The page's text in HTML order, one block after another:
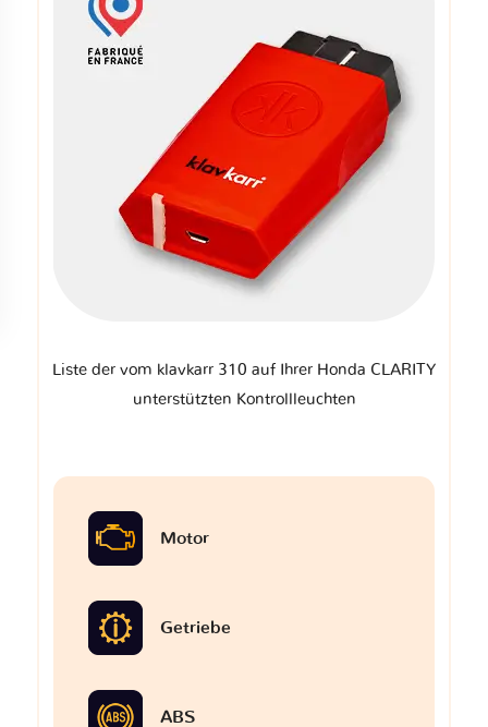
Liste der vom klavkarr 310 auf Ihrer Honda CLARITY
unterstützten Kontrollleuchten
Motor
Getriebe
ABS